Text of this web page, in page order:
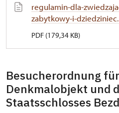
regulamin-dla-
zabytkowy-i-
PDF (179,34 KB)
Besucherordnung
Denkmalobjekt und
Staatsschlosses